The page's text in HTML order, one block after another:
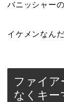
バニッシャー
イケメンなん
ファイ
なくキー